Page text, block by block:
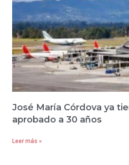
José María Córdova ya
aprobado a 30 años
Leer más »